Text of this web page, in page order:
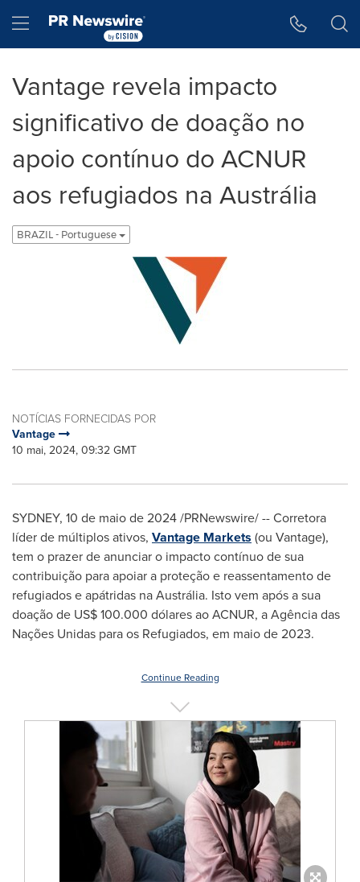
Hamburger menu
Vantage revela impacto
significativo de doação no
apoio contínuo do ACNUR
aos refugiados na Austrália
BRAZIL - Portuguese
NOTÍCIAS FORNECIDAS POR
Vantage
10 mai, 2024, 09:32 GMT
SYDNEY, 10 de maio de 2024/PRNewswire/ -- Corretora
líder de múltiplos ativos, Vantage Markets (ou Vantage),
tem o prazer de anunciar o impacto contínuo de sua
contribuição para apoiar a proteção e reassentamento de
refugiados e apátridas na Austrália. Isto vem após a sua
doação de US$ 100.000 dólares ao ACNUR, a Agência das
Nações Unidas para os Refugiados, em maio de 2023.
Continue Reading